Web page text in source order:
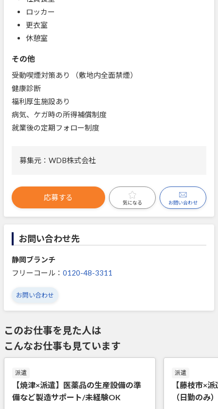
ロッカー
更衣室
休憩室
その他
受動喫煙対策あり （敷地内全面禁煙）
健康診断
福利厚生施設あり
病気、ケガ時の所得補償制度
就業後の定期フォロー制度
募集元：WDB株式会社
応募する
気になる お問い合わせ
お問い合わせ先
静岡ブランチ
フリーコール： 0120-48-3311
お問い合わせ
このお仕事を見た人は
こんなお仕事も見ています
派遣
【焼津×派遣】医薬品の生産設備の準
備など製造サポート/未経験OK
派遣
【藤枝市×
（日勤のみ）